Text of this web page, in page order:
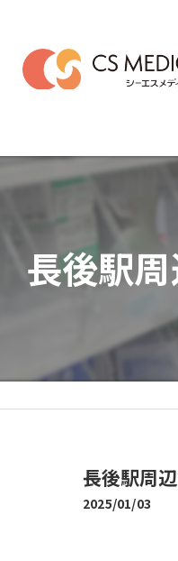
長後駅
長後駅周
2025/01/03